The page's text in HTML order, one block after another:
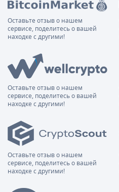
Оставьте отзыв о нашем
сервисе, поделитесь о вашей
находке с другими!
Оставьте отзыв о нашем
сервисе, поделитесь о вашей
находке с другими!
Оставьте отзыв о нашем
сервисе, поделитесь о вашей
находке с другими!